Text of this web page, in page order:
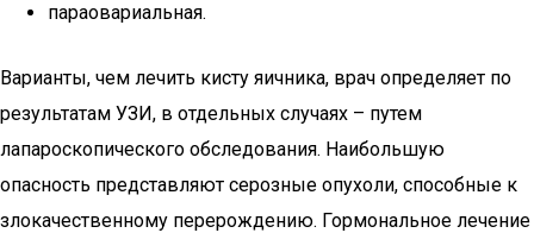
параовариальная.
Варианты, чем лечить кисту яичника, врач определяет по
результатам УЗИ, в отдельных случаях – путем
лапароскопического обследования. Наибольшую
опасность представляют серозные опухоли, способные к
злокачественному перерождению. Гормональное лечение